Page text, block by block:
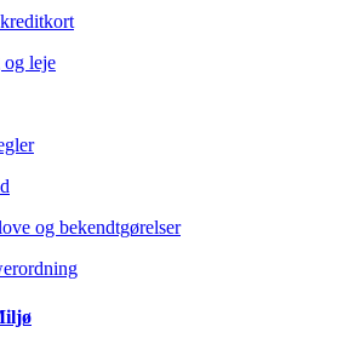
og leje
og bekendtgørelser